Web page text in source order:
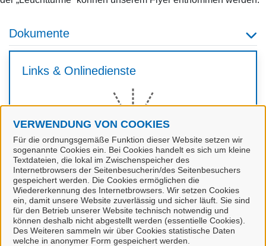
VERWENDUNG VON COOKIES
Für die ordnungsgemäße Funktion dieser Website setzen wir
sogenannte Cookies ein. Bei Cookies handelt es sich um kleine
Textdateien, die lokal im Zwischenspeicher des
Internetbrowsers der Seitenbesucherin/des Seitenbesuchers
gespeichert werden. Die Cookies ermöglichen die
Wiedererkennung des Internetbrowsers. Wir setzen Cookies
ein, damit unsere Website zuverlässig und sicher läuft. Sie sind
für den Betrieb unserer Website technisch notwendig und
können deshalb nicht abgestellt werden (essentielle Cookies).
Des Weiteren sammeln wir über Cookies statistische Daten
welche in anonymer Form gespeichert werden.
Dokumente
Links & Onlinedienste
Flyer Blackout - und dann